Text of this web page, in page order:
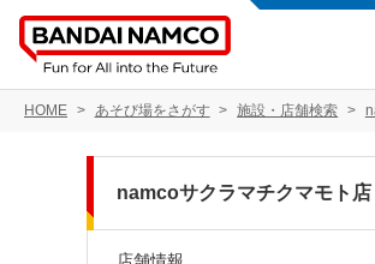
HOME あそび場をさがす 施設・店舗検索
namcoサクラマチクマモト店